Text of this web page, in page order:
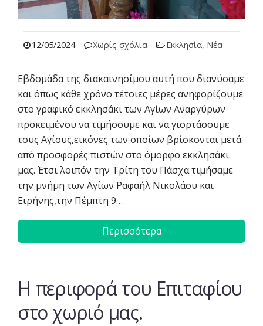
12/05/2024 Χωρίς σχόλια Εκκλησία, Νέα
Εβδομάδα της διακαινησίμου αυτή που διανύσαμε
και όπως κάθε χρόνο τέτοιες μέρες ανηφορίζουμε
στο γραφικό εκκλησάκι των Αγίων Αναργύρων
προκειμένου να τιμήσουμε και να γιορτάσουμε
τους Αγίους,εικόνες των οποίων βρίσκονται μετά
από προσφορές πιστών στο όμορφο εκκλησάκι
μας. Έτσι λοιπόν την Τρίτη του Πάσχα τιμήσαμε
την μνήμη των Αγίων Ραφαήλ Νικολάου και
Ειρήνης,την Πέμπτη 9…
Περισσότερα
Η περιφορά του Επιταφίου
στο χωριό μας.